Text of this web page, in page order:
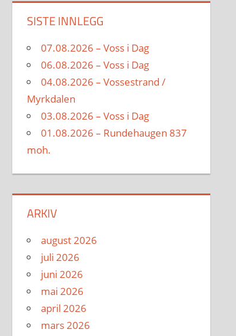
SISTE INNLEGG
07.08.2026 – Voss i Dag
06.08.2026 – Voss i Dag
04.08.2026 – Vossestrand /
Myrkdalen
03.08.2026 – Voss i Dag
01.08.2026 – Rundehaugen 837
moh.
ARKIV
august 2026
juli 2026
juni 2026
mai 2026
april 2026
mars 2026